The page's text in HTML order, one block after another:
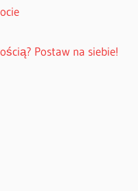
Postaw na siebie!